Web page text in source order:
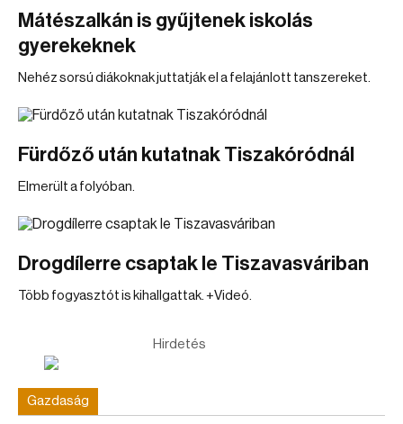
Mátészalkán is gyűjtenek iskolás
gyerekeknek
Nehéz sorsú diákoknak juttatják el a felajánlott tanszereket.
Fürdőző után kutatnak Tiszakóródnál
Elmerült a folyóban.
Drogdílerre csaptak le Tiszavasváriban
Több fogyasztót is kihallgattak. +Videó.
Hirdetés
Gazdaság